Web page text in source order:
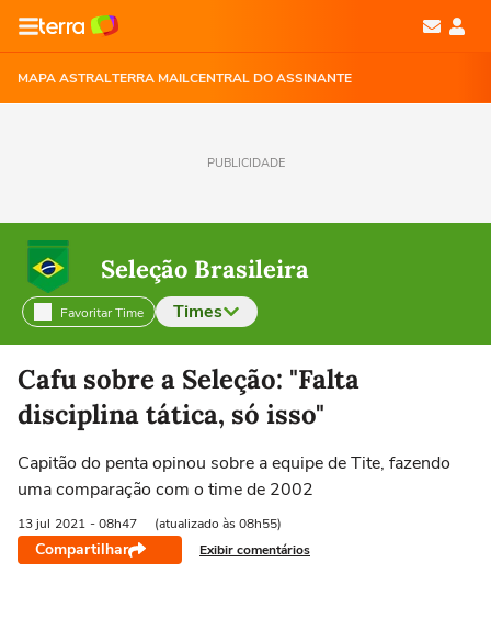
MAPA ASTRALTERRA MAILCENTRAL DO ASSINANTE
PUBLICIDADE
Seleção Brasileira
Favoritar Time Times
Selecione o time para ver as notícias
Cafu sobre a Seleção: "Falta
disciplina tática, só isso"
Capitão do penta opinou sobre a equipe de Tite, fazendo
uma comparação com o time de 2002
13 jul 2021 - 08h47 (atualizado às 08h55)
Compartilhar Exibir comentários